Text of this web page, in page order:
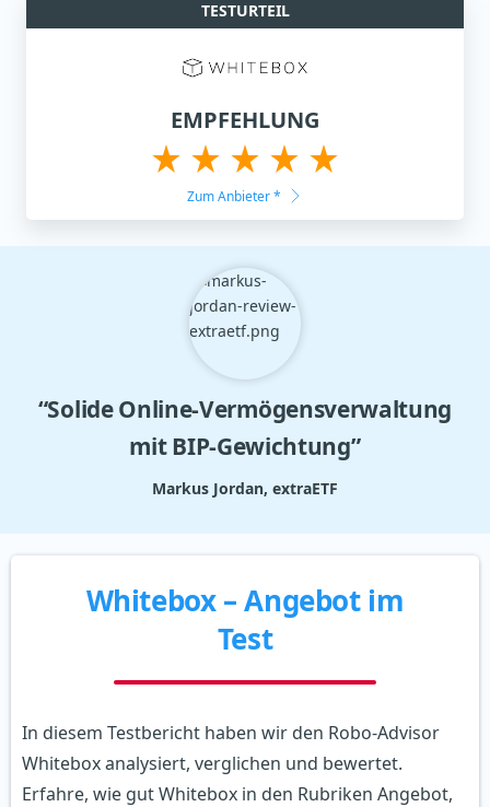
TESTURTEIL
EMPFEHLUNG
Zum Anbieter*
“Solide Online-Vermögensverwaltung
mit BIP-Gewichtung”
Markus Jordan, extraETF
Whitebox – Angebot im
Test
In diesem Testbericht haben wir den Robo-Advisor
Whitebox analysiert, verglichen und bewertet.
Erfahre, wie gut Whitebox in den Rubriken Angebot,